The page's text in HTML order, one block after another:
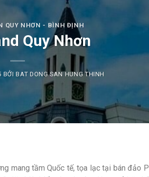
QUY NHƠN - BÌNH ĐỊNH
Quy Nhơn
BỞIBAT DONG SAN HUNG THINH
mang tầm Quốc tế, tọa lạc tại bán đảo